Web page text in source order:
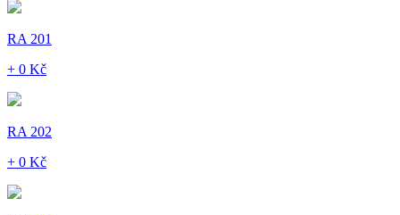
RA 201
+ 0 Kč
RA 202
+ 0 Kč